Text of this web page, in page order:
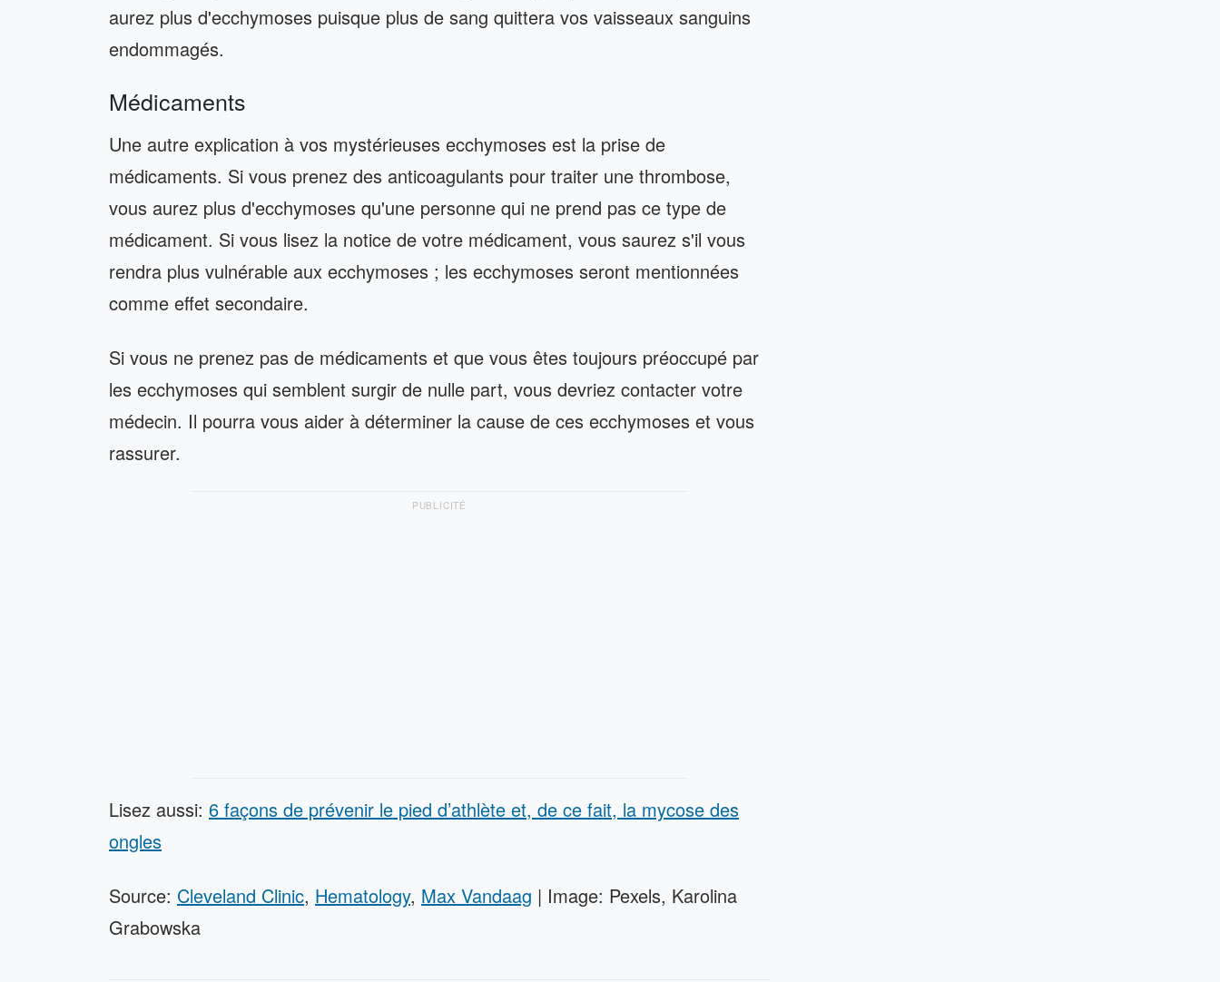
aurez plus d'ecchymoses puisque plus de sang quittera vos vaisseaux sanguins
endommagés.
Médicaments
Une autre explication à vos mystérieuses ecchymoses est la prise de
médicaments. Si vous prenez des anticoagulants pour traiter une thrombose,
vous aurez plus d'ecchymoses qu'une personne qui ne prend pas ce type de
médicament. Si vous lisez la notice de votre médicament, vous saurez s'il vous
rendra plus vulnérable aux ecchymoses ; les ecchymoses seront mentionnées
comme effet secondaire.
Si vous ne prenez pas de médicaments et que vous êtes toujours préoccupé par
les ecchymoses qui semblent surgir de nulle part, vous devriez contacter votre
médecin. Il pourra vous aider à déterminer la cause de ces ecchymoses et vous
rassurer.
PUBLICITÉ
Lisez aussi: 6 façons de prévenir le pied d’athlète et, de ce fait, la mycose des
ongles
Source: Cleveland Clinic, Hematology, Max Vandaag | Image: Pexels, Karolina
Grabowska